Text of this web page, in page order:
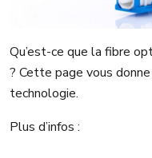
Qu’est-ce que la fibre
? Cette page vous
technologie.
Plus d’infos :